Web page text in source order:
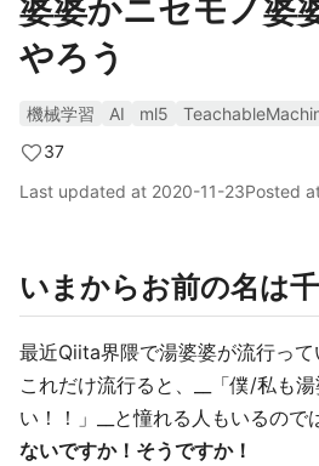
婆婆かニセモノ婆
やろう
機械学習 AI ml5
37
Last updated at 2020-11-23Posted
いまからお前の名は
最近Qiita界隈で湯婆婆が流行って
これだけ流行ると、__「僕/私も
い！！」__と憧れる人もいるので
ないですか！そうですか！